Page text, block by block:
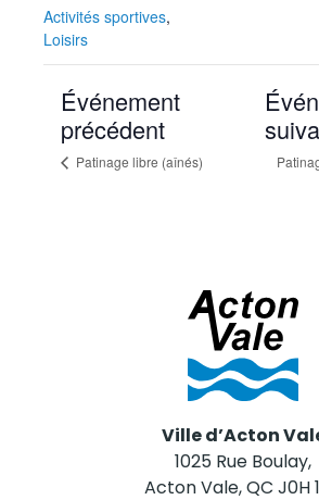
Activités sportives,
Loisirs
Événement
précédent
Patinage libre (aînés)
Ville d’Acton
1025 Rue Boulay,
Acton Vale, QC J0H